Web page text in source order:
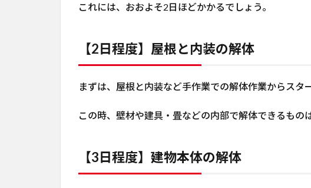
これには、おおよそ2日ほどかかるでしょう。
【2日程度】屋根と内装の解体
まずは、屋根と内装など手作業での解体作業からスタ
この時、壁材や建具・畳などの内部で解体できるもの
【3日程度】建物本体の解体